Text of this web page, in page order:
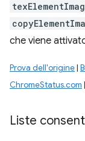
che viene
Prova dell'origine|
ChromeStatus.com |
Liste